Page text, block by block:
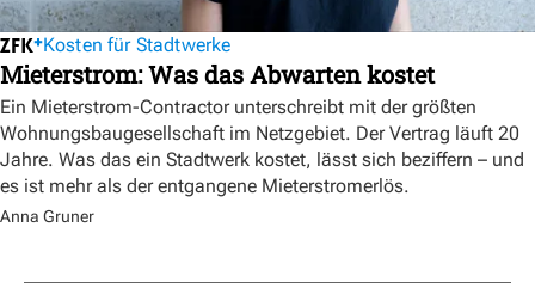
Kosten für Stadtwerke
Mieterstrom: Was das Abwarten kostet
Ein Mieterstrom-Contractor unterschreibt mit der größten
Wohnungsbaugesellschaft im Netzgebiet. Der Vertrag läuft 20
Jahre. Was das ein Stadtwerk kostet, lässt sich beziffern – und
es ist mehr als der entgangene Mieterstromerlös.
Anna Gruner